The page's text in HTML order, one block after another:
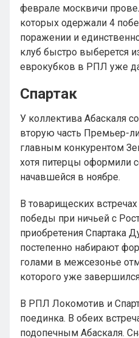
феврале москвичи
которых одержали 4
поражении и
клуб быстро выберется
еврокубков в РПЛ уже
Спартак
У коллектива Абаскаля
вторую часть Премьер-
главным конкурентом
хотя питерцы оформили
начавшейся в ноябре.
В товарищеских
победы при ничьей с
приобретения Спартака
постепенно набирают
голами в межсезонье
которого уже
В РПЛ Локомотив и
поединка. В обеих
подопечным Абаскаля.